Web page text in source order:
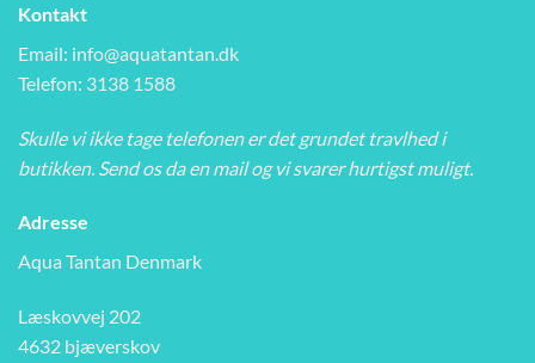
Kontakt
Email: info@aquatantan.dk
Telefon: 3138 1588
Skulle vi ikke tage telefonen er det grundet travlhed i
butikken. Send os da en mail og vi svarer hurtigst muligt.
Adresse
Aqua Tantan Denmark
Læskovvej 202
4632 bjæverskov